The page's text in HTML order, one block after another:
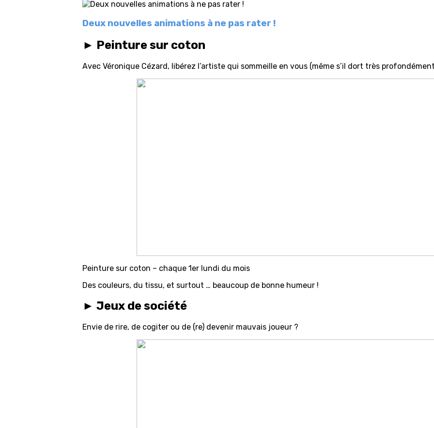
Deux nouvelles animations à ne pas rater !
► Peinture sur coton
Avec Véronique Cézard, libérez l’artiste qui sommeille en vous (même s’il dort très
Peinture sur coton – chaque 1er lundi du mois
Des couleurs, du tissu, et surtout … beaucoup de bonne humeur !
► Jeux de société
Envie de rire, de cogiter ou de (re) devenir mauvais joueur ?